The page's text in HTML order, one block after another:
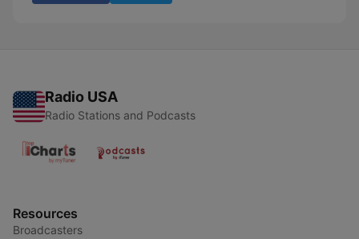
Radio USA
Radio Stations and Podcasts
Resources
Broadcasters